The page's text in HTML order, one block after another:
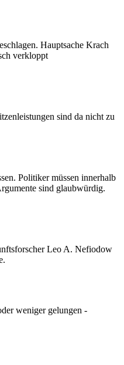
Hauptsache Krach
verkloppt
sind da nicht zu
Politiker müssen innerhalb
sind glaubwürdig.
Leo A. Nefiodow
weniger gelungen -